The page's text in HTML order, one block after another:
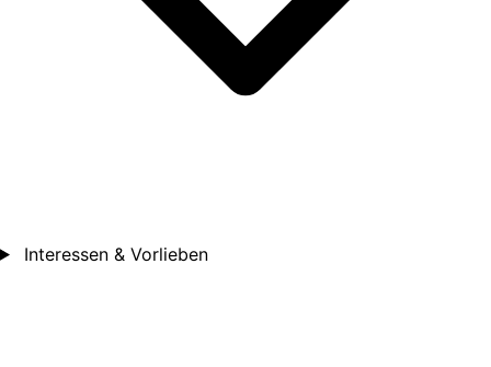
Interessen & Vorlieben